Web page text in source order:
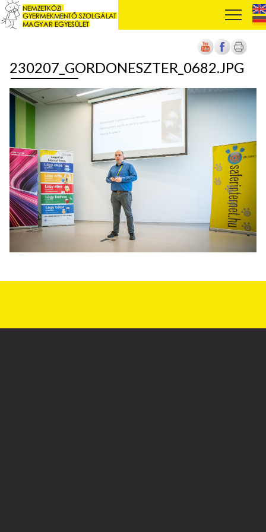
230207_GORDONESZTER_0682.JPG